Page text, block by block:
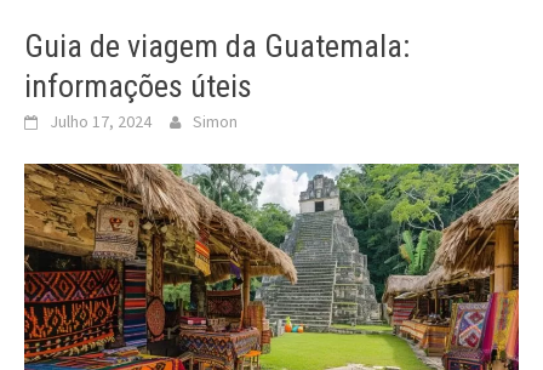
Guia de viagem da Guatemala:
informações úteis
Julho 17, 2024 Simon